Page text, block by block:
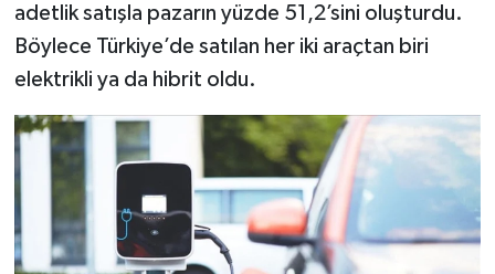
adetlik satışla pazarın yüzde 51,2’sini oluşturdu.
Böylece Türkiye’de satılan her iki araçtan biri
elektrikli ya da hibrit oldu.
Siyaset
Spor
Tavşanlı
Teknoloji
Türkiye